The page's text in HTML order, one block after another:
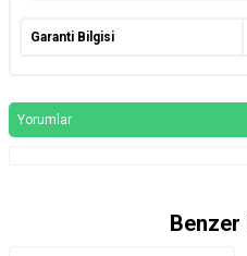
Garanti Bilgisi
Yorumlar
Benzer